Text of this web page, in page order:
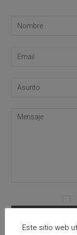
Este sitio web